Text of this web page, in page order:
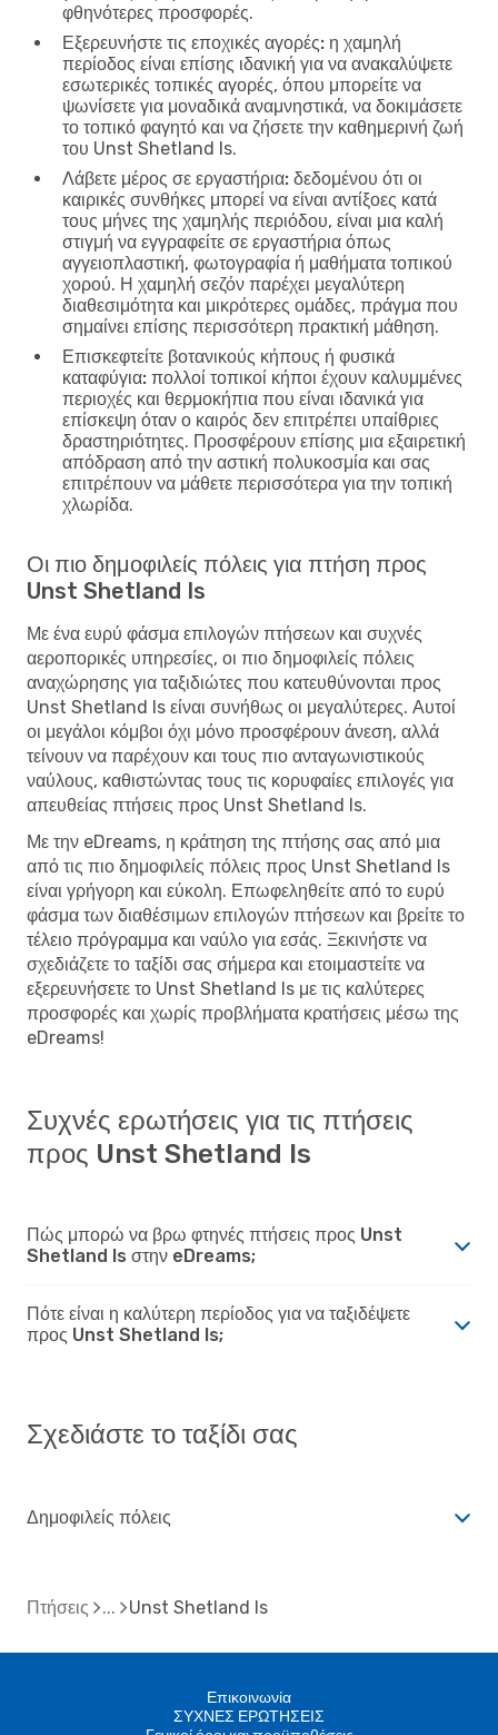
φθηνότερες προσφορές.
Εξερευνήστε τις εποχικές αγορές: η χαμηλή
περίοδος είναι επίσης ιδανική για να ανακαλύψετε
εσωτερικές τοπικές αγορές, όπου μπορείτε να
ψωνίσετε για μοναδικά αναμνηστικά, να δοκιμάσετε
το τοπικό φαγητό και να ζήσετε την καθημερινή ζωή
του Unst Shetland Is.
Λάβετε μέρος σε εργαστήρια: δεδομένου ότι οι
καιρικές συνθήκες μπορεί να είναι αντίξοες κατά
τους μήνες της χαμηλής περιόδου, είναι μια καλή
στιγμή να εγγραφείτε σε εργαστήρια όπως
αγγειοπλαστική, φωτογραφία ή μαθήματα τοπικού
χορού. Η χαμηλή σεζόν παρέχει μεγαλύτερη
διαθεσιμότητα και μικρότερες ομάδες, πράγμα που
σημαίνει επίσης περισσότερη πρακτική μάθηση.
Επισκεφτείτε βοτανικούς κήπους ή φυσικά
καταφύγια: πολλοί τοπικοί κήποι έχουν καλυμμένες
περιοχές και θερμοκήπια που είναι ιδανικά για
επίσκεψη όταν ο καιρός δεν επιτρέπει υπαίθριες
δραστηριότητες. Προσφέρουν επίσης μια εξαιρετική
απόδραση από την αστική πολυκοσμία και σας
επιτρέπουν να μάθετε περισσότερα για την τοπική
χλωρίδα.
Οι πιο δημοφιλείς πόλεις για πτήση προς
Unst Shetland Is
Με ένα ευρύ φάσμα επιλογών πτήσεων και συχνές
αεροπορικές υπηρεσίες, οι πιο δημοφιλείς πόλεις
αναχώρησης για ταξιδιώτες που κατευθύνονται προς
Unst Shetland Is είναι συνήθως οι μεγαλύτερες. Αυτοί
οι μεγάλοι κόμβοι όχι μόνο προσφέρουν άνεση, αλλά
τείνουν να παρέχουν και τους πιο ανταγωνιστικούς
ναύλους, καθιστώντας τους τις κορυφαίες επιλογές για
απευθείας πτήσεις προς Unst Shetland Is.
Με την eDreams, η κράτηση της πτήσης σας από μια
από τις πιο δημοφιλείς πόλεις προς Unst Shetland Is
είναι γρήγορη και εύκολη. Επωφεληθείτε από το ευρύ
φάσμα των διαθέσιμων επιλογών πτήσεων και βρείτε το
τέλειο πρόγραμμα και ναύλο για εσάς. Ξεκινήστε να
σχεδιάζετε το ταξίδι σας σήμερα και ετοιμαστείτε να
εξερευνήσετε το Unst Shetland Is με τις καλύτερες
προσφορές και χωρίς προβλήματα κρατήσεις μέσω της
eDreams!
Συχνές ερωτήσεις για τις πτήσεις
προς Unst Shetland Is
Πώς μπορώ να βρω φτηνές πτήσεις προς Unst
Shetland Is στην eDreams;
Πότε είναι η καλύτερη περίοδος για να ταξιδέψετε
προς Unst Shetland Is;
Σχεδιάστε το ταξίδι σας
Δημοφιλείς πόλεις
Πτήσεις Unst Shetland Is
Επικοινωνία
ΣΥΧΝΕΣ ΕΡΩΤΗΣΕΙΣ